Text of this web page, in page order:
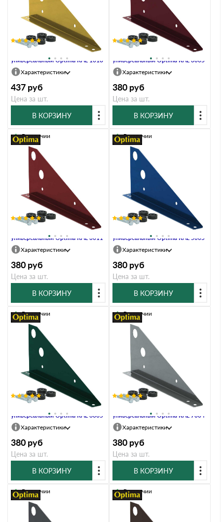
Кронштейн снегозадержателя
универсальный Optima RAL 1018
Характеристики
437 руб
Цена за шт.
В КОРЗИНУ
Кронштейн снегозадержателя
универсальный Optima RAL 3005
Характеристики
380 руб
Цена за шт.
В КОРЗИНУ
Кронштейн снегозадержателя
универсальный Optima RAL 3011
В наличии
Характеристики
380 руб
Цена за шт.
В КОРЗИНУ
Кронштейн снегозадержателя
универсальный Optima RAL 5005
В наличии
Характеристики
380 руб
Цена за шт.
В КОРЗИНУ
Кронштейн снегозадержателя
универсальный Optima RAL 6005
В наличии
Характеристики
380 руб
Цена за шт.
В КОРЗИНУ
Кронштейн снегозадержателя
универсальный Optima RAL 7004
В наличии
Характеристики
380 руб
Цена за шт.
В КОРЗИНУ
В наличии В наличии